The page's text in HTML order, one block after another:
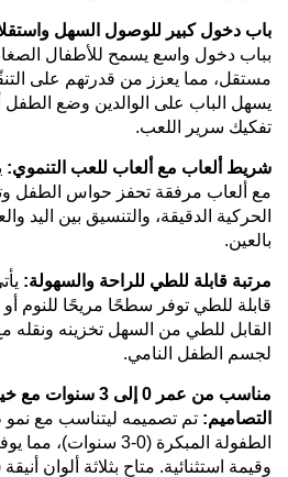
باب دخول كبير للوصول السهل
بباب دخول واسع يسمح للأطفال
مستقل، مما يعزز من قدرتهم على
يسهل الباب على الوالدين وضع الطفل
تفكيك سرير اللعب.
شريط ألعاب مع ألعاب للعب التنموي:
مع ألعاب مرفقة تحفز حواس الطفل
الحركية الدقيقة، والتنسيق بين اليد
بالعين.
مرتبة قابلة للطي للراحة والسهولة:
قابلة للطي توفر سطحًا مريحًا للنوم أو
القابل للطي من السهل تخزينه
لجسم الطفل النامي.
مناسب من عمر 0 إلى 3
التصاميم: تم تصميمه ليتناسب مع
الطفولة المبكرة (0-3
وقيمة استثنائية. متاح بثلاثة ألوان